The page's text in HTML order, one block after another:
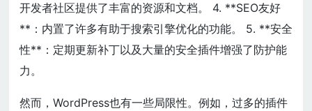
开发者社区提供了丰富的资源和文档。 4. **SEO友好
**：内置了许多有助于搜索引擎优化的功能。 5. **安全
性**：定期更新补丁以及大量的安全插件增强了防护能
力。
然而，WordPress也有一些局限性。例如，过多的插件